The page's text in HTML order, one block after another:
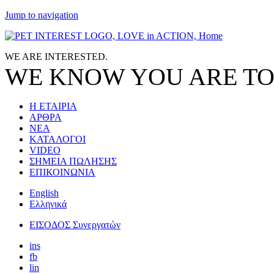
Jump to navigation
WE ARE INTERESTED.
WE KNOWYOU ARE
Η ΕΤΑΙΡΙΑ
ΑΡΘΡΑ
ΝΕΑ
ΚΑΤΑΛΟΓΟΙ
VIDEO
ΣΗΜΕΙΑ ΠΩΛΗΣΗΣ
ΕΠΙΚΟΙΝΩΝΙΑ
English
Ελληνικά
ΕΙΣΟΔΟΣ Συνεργατών
ins
fb
lin